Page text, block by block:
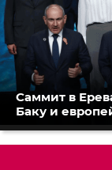
Саммит в
Баку и